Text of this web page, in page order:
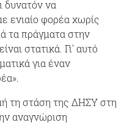
δυνατόν να
ενιαίο φορέα χωρίς
τα πράγματα στην
στατικά. Γι' αυτό
για έναν
τη στάση της ΔΗΣΥ στη
αναγνώριση